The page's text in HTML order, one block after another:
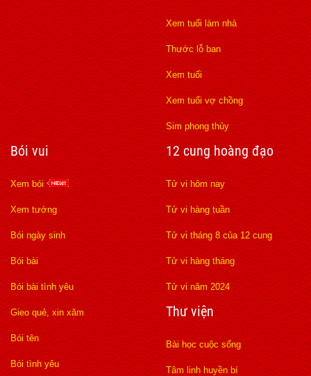
Xem tuổi làm nhà
Thước lỗ ban
Xem tuổi
Xem tuổi vợ chồng
Sim phong thủy
Bói vui
Xem bói
Xem tướng
Bói ngày sinh
Bói bài
Bói bài tình yêu
Gieo quẻ, xin xăm
Bói tên
Bói tình yêu
12 cung hoàng đạo
Tử vi hôm nay
Tử vi hàng tuần
Tử vi tháng 8 của 12 cung
Tử vi hàng tháng
Tử vi năm 2024
Thư viện
Bài học cuộc sống
Tâm linh huyền bí